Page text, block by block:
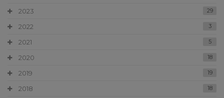
2023 29
2022 3
2021 5
2020 18
2019 19
2018 18